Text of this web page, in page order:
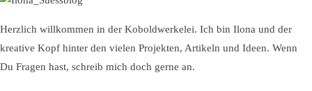
Herzlich willkommen in der Koboldwerkelei. Ich bin Ilona und der
kreative Kopf hinter den vielen Projekten, Artikeln und Ideen. Wenn
Du Fragen hast, schreib mich doch gerne an.